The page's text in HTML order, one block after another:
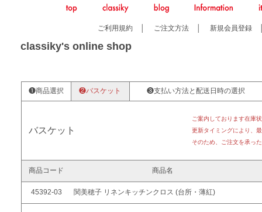
ご利用規約 ご注文方法 新規会員登録
classiky's online shop
❶商品選択 ❷バスケット ❸支払い方法と配送日時の選択
バスケット
ご案内しております在庫
更新タイミングにより、
そのため、ご注文を承っ
商品コード 商品名
45392-03 関美穂子 リネンキッチンクロス (台所・薄紅)